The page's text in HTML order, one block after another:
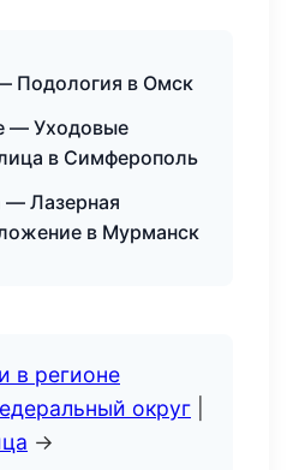
Подология в Омск
— Уходовые
в Симферополь
— Лазерная
в Мурманск
в регионе
округ
→